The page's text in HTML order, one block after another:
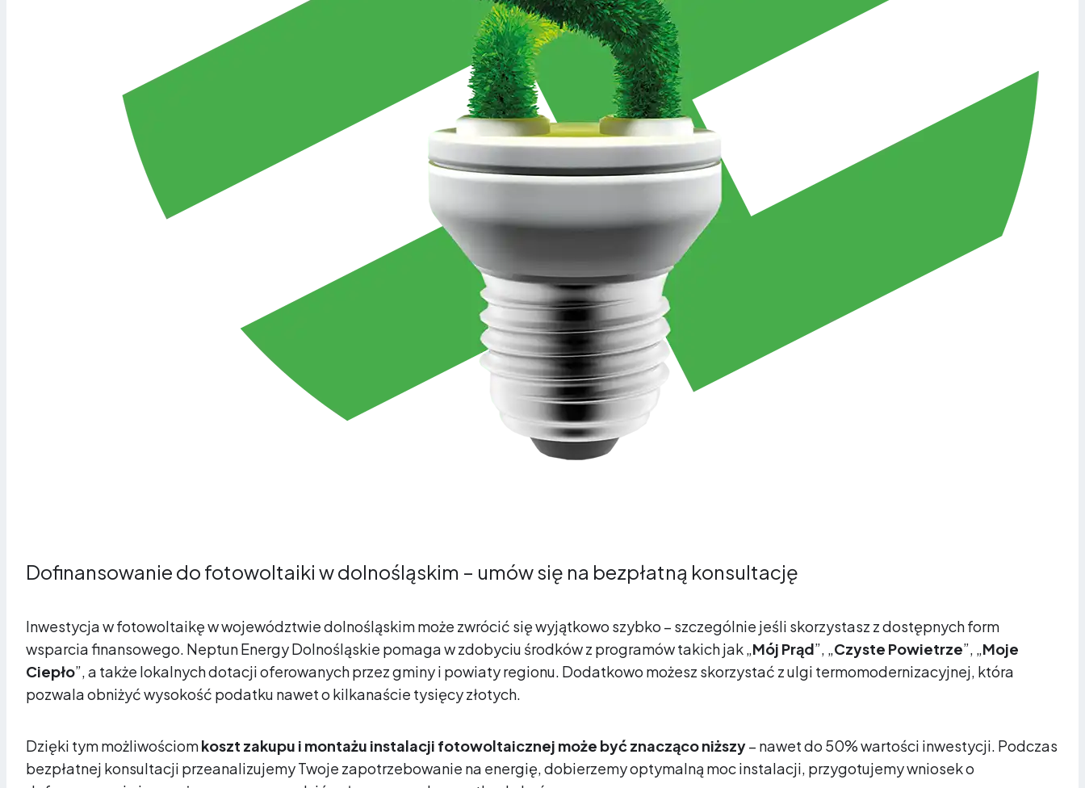
Dofinansowanie do fotowoltaiki w dolnośląskim – umów się na bezpłatną konsultację
Inwestycja w fotowoltaikę w województwie dolnośląskim może zwrócić się wyjątkowo szybko – szczególnie jeśli skorzystasz z dostępnych form
wsparcia finansowego. Neptun Energy Dolnośląskie pomaga w zdobyciu środków z programów takich jak „Mój Prąd”, „Czyste Powietrze”, „Moje
Ciepło”, a także lokalnych dotacji oferowanych przez gminy i powiaty regionu. Dodatkowo możesz skorzystać z ulgi termomodernizacyjnej, która
pozwala obniżyć wysokość podatku nawet o kilkanaście tysięcy złotych.
Dzięki tym możliwościomkoszt zakupu i montażu instalacji fotowoltaicznej może być znacząco niższy– nawet do 50% wartości inwestycji. Podczas
bezpłatnej konsultacji przeanalizujemy Twoje zapotrzebowanie na energię, dobierzemy optymalną moc instalacji, przygotujemy wniosek o